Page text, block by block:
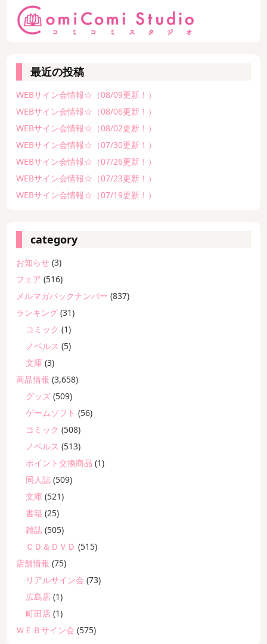
最近の投稿
WEBサイン会情報☆（08/09更新！）
WEBサイン会情報☆（08/06更新！）
WEBサイン会情報☆（08/02更新！）
WEBサイン会情報☆（07/30更新！）
WEBサイン会情報☆（07/26更新！）
WEBサイン会情報☆（07/23更新！）
WEBサイン会情報☆（07/19更新！）
category
お知らせ (3)
フェア (516)
メルマガバックナンバー (837)
ランキング (31)
コミック (1)
ノベルス (5)
文庫 (3)
商品情報 (3,658)
グッズ (509)
ゲームソフト (56)
コミック (508)
ノベルス (513)
ポイント交換商品 (1)
同人誌 (509)
文庫 (521)
書籍 (25)
雑誌 (505)
ＣＤ＆ＤＶＤ (515)
店舗情報 (75)
リアルサイン会 (73)
広島店 (1)
町田店 (1)
ＷＥＢサイン会 (575)